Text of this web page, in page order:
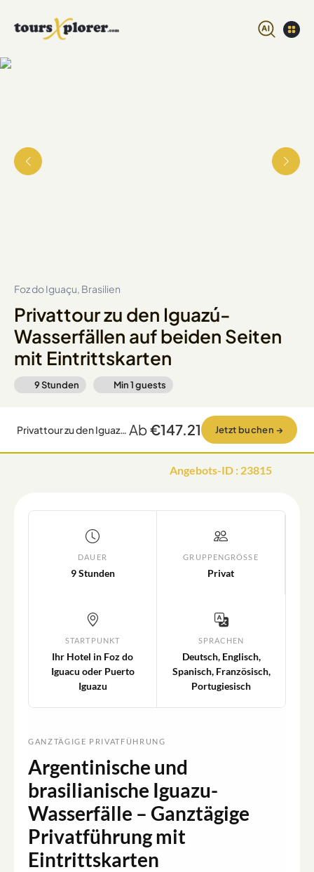
Foz do Iguaçu, Brasilien
Privattour zu den Iguazú-
Wasserfällen auf beiden Seiten
mit Eintrittskarten
9 Stunden Min1guests
Privattour zu den Iguazú-Wasserfällen auf beiden Seiten mit Eintrittskarten Ab€147.21 Jetzt buchen →
Angebots-ID : 23815
DAUER
9 Stunden
GRUPPENGRÖSSE
Privat
STARTPUNKT
Ihr Hotel in Foz do
Iguacu oder Puerto
Iguazu
SPRACHEN
Deutsch, Englisch,
Spanisch, Französisch,
Portugiesisch
GANZTÄGIGE PRIVATFÜHRUNG
Argentinische und
brasilianische Iguazu-
Wasserfälle – Ganztägige
Privatführung mit
Eintrittskarten